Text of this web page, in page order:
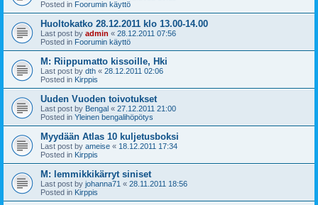
Posted in Foorumin käyttö
Huoltokatko 28.12.2011 klo 13.00-14.00
Last post by admin « 28.12.2011 07:56
Posted in Foorumin käyttö
M: Riippumatto kissoille, Hki
Last post by dth « 28.12.2011 02:06
Posted in Kirppis
Uuden Vuoden toivotukset
Last post by Bengal « 27.12.2011 21:00
Posted in Yleinen bengalihöpötys
Myydään Atlas 10 kuljetusboksi
Last post by ameise « 18.12.2011 17:34
Posted in Kirppis
M: lemmikkikärryt siniset
Last post by johanna71 « 28.11.2011 18:56
Posted in Kirppis